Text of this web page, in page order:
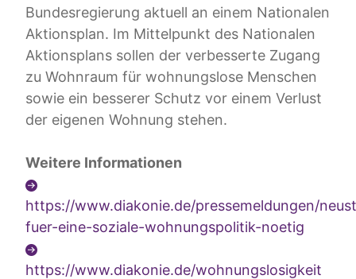
Bundesregierung aktuell an einem Nationalen
Aktionsplan. Im Mittelpunkt des Nationalen
Aktionsplans sollen der verbesserte Zugang
zu Wohnraum für wohnungslose Menschen
sowie ein besserer Schutz vor einem Verlust
der eigenen Wohnung stehen.
Weitere Informationen
https://www.diakonie.de/pressemeldungen/
fuer-eine-soziale-wohnungspolitik-noetig
https://www.diakonie.de/wohnungslosigkeit